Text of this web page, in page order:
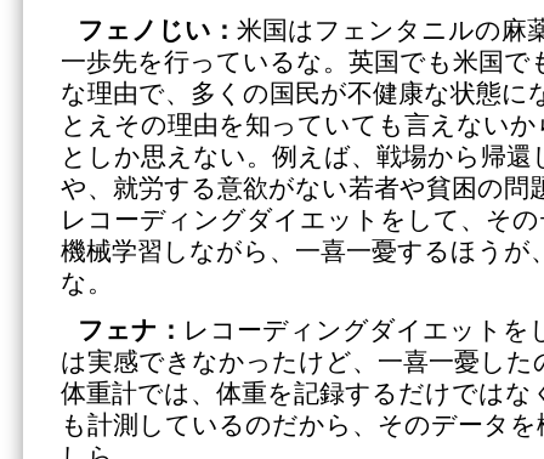
フェノじい： 米国はフェンタニルの麻
一歩先を行っているな。英国でも米国で
な理由で、多くの国民が不健康な状態に
とえその理由を知っていても言えない
としか思えない。例えば、戦場から帰還
や、就労する意欲がない若者や貧困の問
レコーディングダイエットをして、そ
機械学習しながら、一喜一憂するほうが
な。
フェナ： レコーディングダイエットを
は実感できなかったけど、一喜一憂した
体重計では、体重を記録するだけではな
も計測しているのだから、そのデータ